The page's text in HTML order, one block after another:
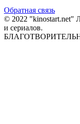
Обратная связь
© 2022 "kinostart.net"
и сериалов.